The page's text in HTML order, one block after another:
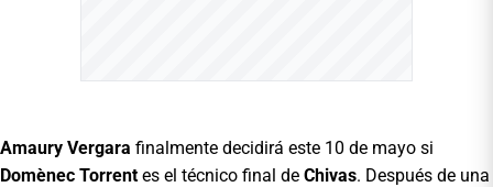
Amaury Vergara finalmente decidirá este 10 de mayo si
Domènec Torrentes el técnico final de Chivas. Después de una